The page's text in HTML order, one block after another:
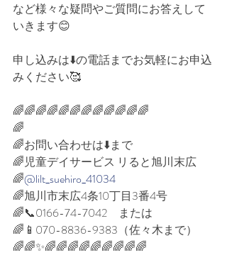
など様々な疑問やご質問にお答えして
いきます😊⁡⁡
申し込みは⬇️の電話までお気軽にお申込
みください🥰⁡
🌈🌈🌈🌈🌈🌈🌈🌈🌈🌈🌈🌈⁡
🌈⁡
🌈お問い合わせは⬇️まで⁡
🌈児童デイサービス リると旭川末広⁡
🌈@lilt_suehiro_41034
🌈旭川市末広4条10丁目3番4号⁡
🌈📞0166-74-7042　または⁡
🌈📱070-8836-9383（佐々木まで）⁡
🌈🌈✨🌈🌈🌈🌈🌈🌈🌈🌈🌈⁡